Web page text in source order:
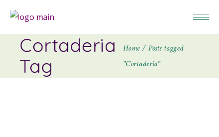
Cortaderia
Tag
Home
Posts tagged
"Cortaderia"